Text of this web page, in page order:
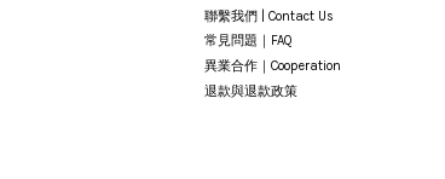
聯繫我們 | Contact Us
常見問題｜FAQ
異業合作｜Cooperation
退款與退款政策